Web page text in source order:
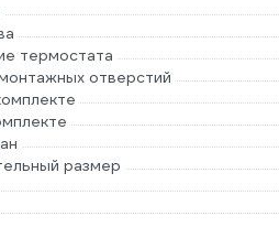
термостата
отверстий
размер